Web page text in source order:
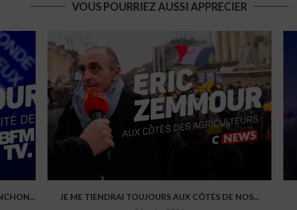
VOUS POURRIEZ AUSSI APPRECIER
JE ME TIENDRAI TOUJOURS AUX CÔTÉS DE NOS...